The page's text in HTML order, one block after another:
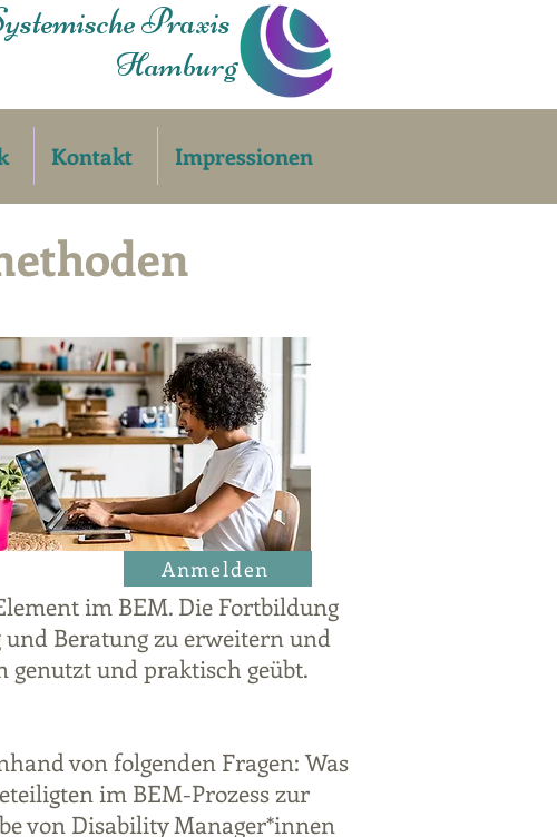
Praxis
Hamburg
Kontakt Impressionen
im BEM. Die Fortbildung
Beratung zu erweitern und
genutzt und praktisch geübt.
von folgenden Fragen: Was
im BEM-Prozess zur
von Disability Manager*innen
Anmelden